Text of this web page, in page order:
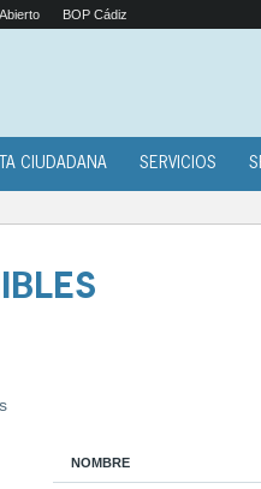
BOP Cádiz
CIUDADANA SERVICIOS
NOMBRE